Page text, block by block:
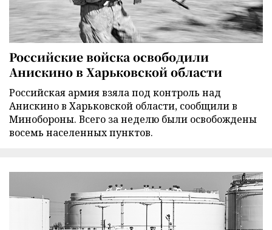
Российские войска освободили
Анискино в Харьковской области
Российская армия взяла под контроль над
Анискино в Харьковской области, сообщили в
Минобороны. Всего за неделю были освобождены
восемь населенных пунктов.